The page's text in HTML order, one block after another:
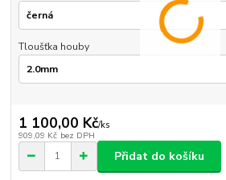
Tloušťka houby
1 100,00 Kč/ks
909,09 Kč bez DPH
Přidat do košíku